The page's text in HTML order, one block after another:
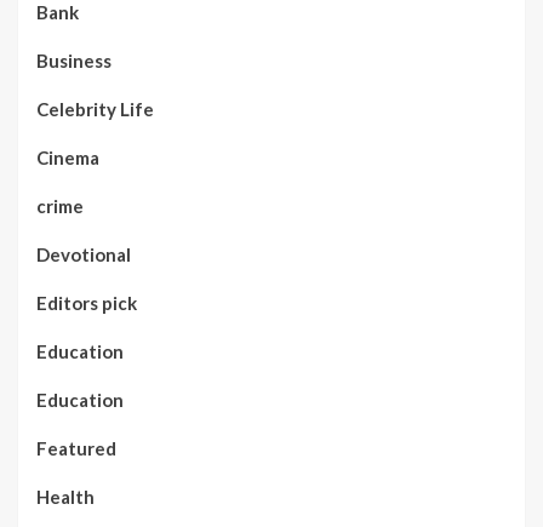
Bank
Business
Celebrity Life
Cinema
crime
Devotional
Editors pick
Education
Education
Featured
Health